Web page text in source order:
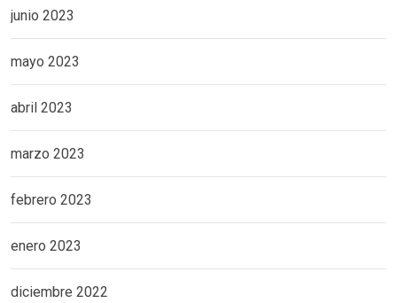
junio 2023
mayo 2023
abril 2023
marzo 2023
febrero 2023
enero 2023
diciembre 2022